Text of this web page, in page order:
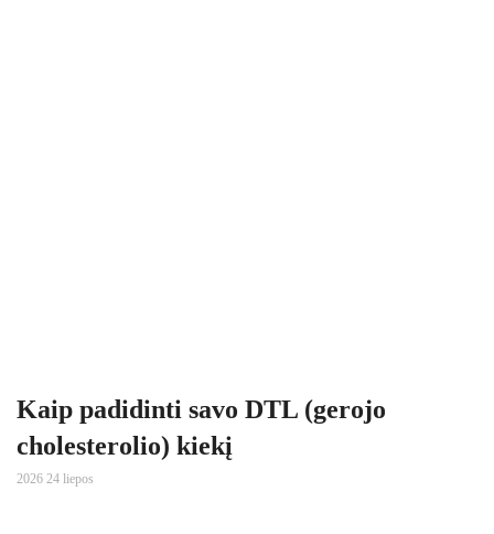
Kaip padidinti savo DTL (gerojo
cholesterolio) kiekį
2026 24 liepos